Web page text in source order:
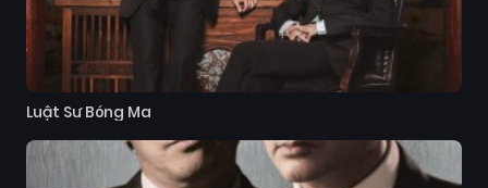
Luật Sư Bóng Ma